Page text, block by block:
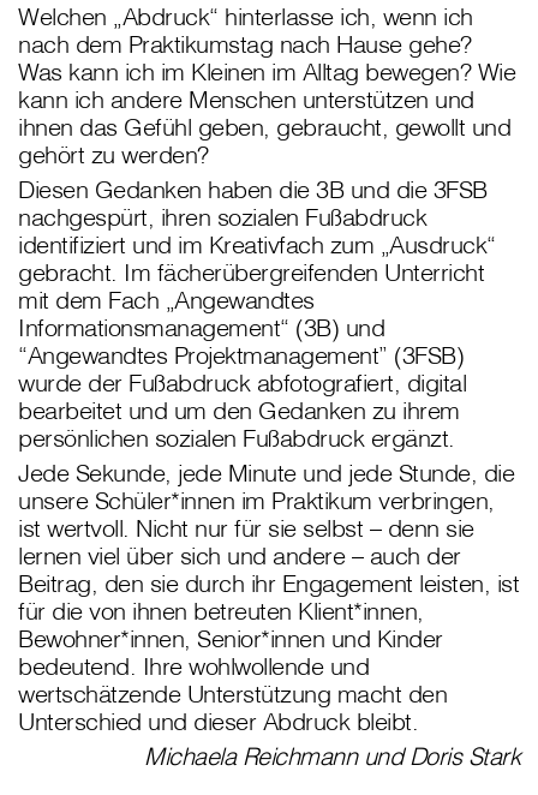
Welchen „Abdruck“ hinterlasse ich, wenn ich
nach dem Praktikumstag nach Hause gehe?
Was kann ich im Kleinen im Alltag bewegen? Wie
kann ich andere Menschen unterstützen und
ihnen das Gefühl geben, gebraucht, gewollt und
gehört zu werden?
Diesen Gedanken haben die 3B und die 3FSB
nachgespürt, ihren sozialen Fußabdruck
identifiziert und im Kreativfach zum „Ausdruck“
gebracht. Im fächerübergreifenden Unterricht
mit dem Fach „Angewandtes
Informationsmanagement“ (3B) und
“Angewandtes Projektmanagement” (3FSB)
wurde der Fußabdruck abfotografiert, digital
bearbeitet und um den Gedanken zu ihrem
persönlichen sozialen Fußabdruck ergänzt.
Jede Sekunde, jede Minute und jede Stunde, die
unsere Schüler*innen im Praktikum verbringen,
ist wertvoll. Nicht nur für sie selbst – denn sie
lernen viel über sich und andere – auch der
Beitrag, den sie durch ihr Engagement leisten, ist
für die von ihnen betreuten Klient*innen,
Bewohner*innen, Senior*innen und Kinder
bedeutend. Ihre wohlwollende und
wertschätzende Unterstützung macht den
Unterschied und dieser Abdruck bleibt.
Michaela Reichmann und Doris Stark